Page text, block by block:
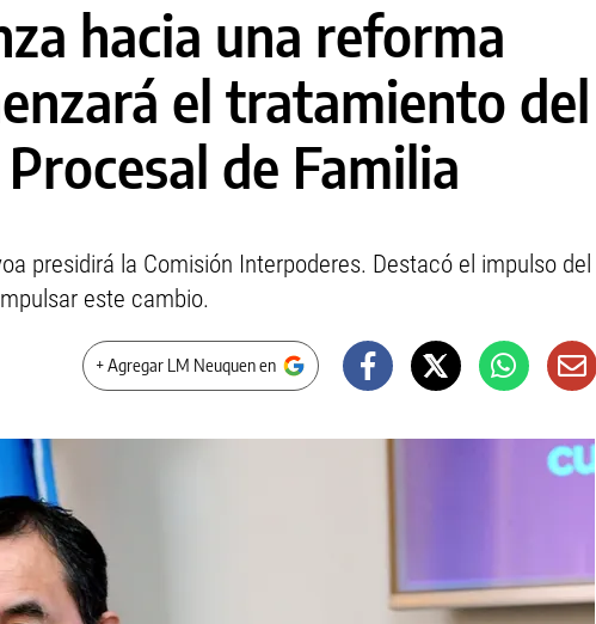
hacia una reforma
el tratamiento del
de Familia
presidirá la Comisión Interpoderes. Destacó el impulso del
este cambio.
+ Agregar LM Neuquen en